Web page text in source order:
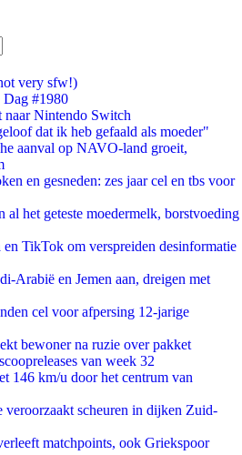
very sfw!)
Dag #1980
naar Nintendo Switch
dat ik heb gefaald als moeder"
aanval op NAVO-land groeit,
en gesneden: zes jaar cel en tbs voor
het geteste moedermelk, borstvoeding
TikTok om verspreiden desinformatie
Arabië en Jemen aan, dreigen met
cel voor afpersing 12-jarige
bewoner na ruzie over pakket
van week 32
146 km/u door het centrum van
veroorzaakt scheuren in dijken Zuid-
matchpoints, ook Griekspoor